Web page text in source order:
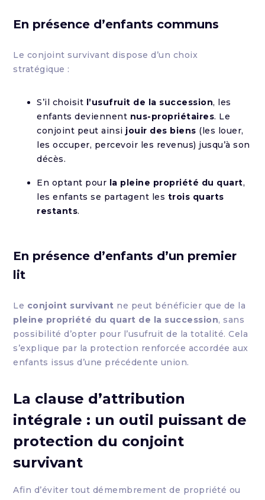
En présence d’enfants communs
Le conjoint survivant dispose d’un choix
stratégique :
S’il choisit l’usufruit de la succession, les
enfants deviennent nus-propriétaires. Le
conjoint peut ainsi jouir des biens (les louer,
les occuper, percevoir les revenus) jusqu’à son
décès.
En optant pour la pleine propriété du quart,
les enfants se partagent les trois quarts
restants.
En présence d’enfants d’un premier
lit
Le conjoint survivant ne peut bénéficier que de la
pleine propriété du quart de la succession, sans
possibilité d’opter pour l’usufruit de la totalité. Cela
s’explique par la protection renforcée accordée aux
enfants issus d’une précédente union.
La clause d’attribution
intégrale : un outil puissant de
protection du conjoint
survivant
Afin d’éviter tout démembrement de propriété ou